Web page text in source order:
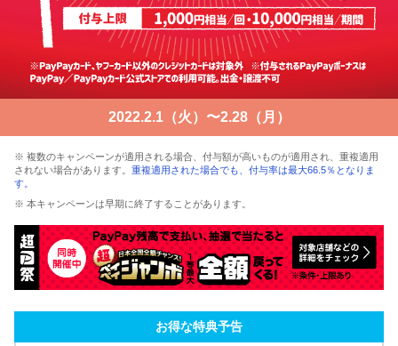
2022.2.1（火）〜2.28（月）
※ 複数のキャンペーンが適用される場合、付与額が高いものが適用され、重複適用
されない場合があります。 重複適用された場合でも、付与率は最大66.5％となりま
す。
※ 本キャンペーンは早期に終了することがあります。
お得な特典予告